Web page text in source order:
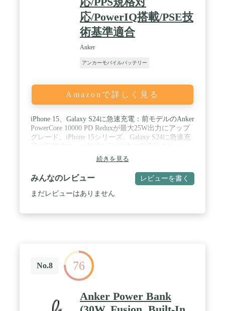
応/PowerIQ搭載/PSE技
術基準適合
Anker
アンカーモバイルバッテリー
Amazonで詳しく見る
iPhone 15、Galaxy S24に急速充電：前モデルのAnker
PowerCore 10000 PD Reduxが最大25W出力にアップ
グレード。iPhone 15シリーズ、Galaxy S24に急速充
最大3倍速く充電できます。(※iPhone 15を0%から30
分充電した場合との比較) / コンパクトで大容量：
Anker PowerCore 10000 PD Redux 25Wは、iPhone 15
を2回以上、Galaxy S24を約2回の充電が可能です。 /
Programmable Power Supply（PPS）対応：USB
時間で本製品を満充電できます。 / パッケージ内
容：Anker PowerCore 10000 PD Redux 25W、USB-C
& USB-C ケーブル (Micro USB ケーブルとLightning
ケーブルは別売り)、ストラップ、取扱説明書、カ
続きを見る
みんなのレビュー レビューを書く
まだレビューはありません
No.8 76
Anker Power Bank